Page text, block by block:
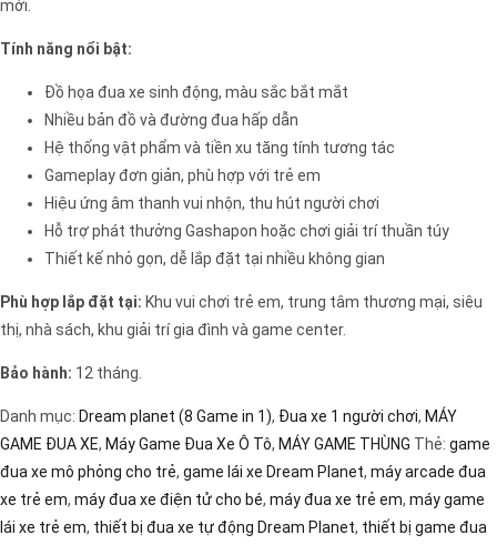
mới.
Tính năng nổi bật:
Đồ họa đua xe sinh động, màu sắc bắt mắt
Nhiều bản đồ và đường đua hấp dẫn
Hệ thống vật phẩm và tiền xu tăng tính tương tác
Gameplay đơn giản, phù hợp với trẻ em
Hiệu ứng âm thanh vui nhộn, thu hút người chơi
Hỗ trợ phát thưởng Gashapon hoặc chơi giải trí thuần túy
Thiết kế nhỏ gọn, dễ lắp đặt tại nhiều không gian
Phù hợp lắp đặt tại: Khu vui chơi trẻ em, trung tâm thương mại, siêu
thị, nhà sách, khu giải trí gia đình và game center.
Bảo hành: 12 tháng.
Danh mục: Dream planet (8 Game in 1), Đua xe 1 người chơi, MÁY
GAME ĐUA XE, Máy Game Đua Xe Ô Tô, MÁY GAME THÙNG Thẻ: game
đua xe mô phỏng cho trẻ, game lái xe Dream Planet, máy arcade đua
xe trẻ em, máy đua xe điện tử cho bé, máy đua xe trẻ em, máy game
lái xe trẻ em, thiết bị đua xe tự động Dream Planet, thiết bị game đua